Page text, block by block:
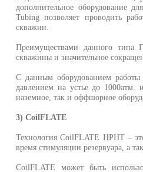
дополнительное оборудование
Tubing позволяет проводить
скважин.
Преимуществами данного типа
скважины и значительное
С данным оборудованием
давлением на устье до
наземное, так и оффшорное
3) CoilFLATE
Технология CoilFLATE HPHT –
время стимуляции резервуара, а
CoilFLATE может быть